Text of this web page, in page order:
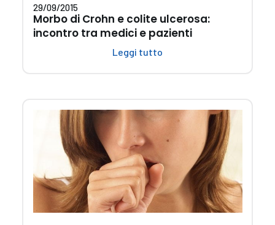
29/09/2015
Morbo di Crohn e colite ulcerosa:
incontro tra medici e pazienti
Leggi tutto